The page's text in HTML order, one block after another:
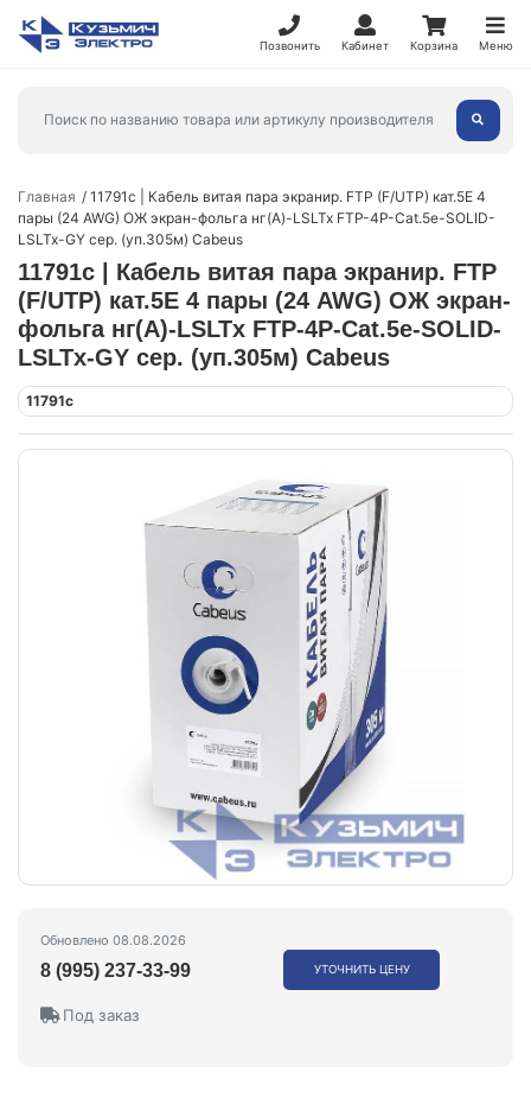
Позвонить Кабинет Корзина Меню
Главная
11791c | Кабель витая пара экранир. FTP (F/UTP) кат.5E 4
пары (24 AWG) ОЖ экран-фольга нг(А)-LSLTx FTP-4P-Cat.5e-SOLID-
LSLTx-GY сер. (уп.305м) Cabeus
11791c | Кабель витая пара экранир. FTP
(F/UTP) кат.5E 4 пары (24 AWG) ОЖ экран-
фольга нг(А)-LSLTx FTP-4P-Cat.5e-SOLID-
LSLTx-GY сер. (уп.305м) Cabeus
11791c
Обновлено 08.08.2026
8 (995) 237-33-99 УТОЧНИТЬ ЦЕНУ
Под заказ